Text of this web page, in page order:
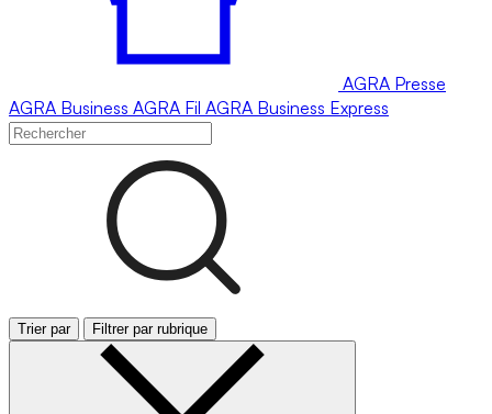
AGRA Presse
AGRA Business AGRA Fil AGRA Business Express
Trier par Filtrer par rubrique